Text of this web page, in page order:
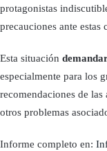
protagonistas
precauciones ante estas
Esta situación
especialmente para los
recomendaciones de
otros problemas
Informe completo en: